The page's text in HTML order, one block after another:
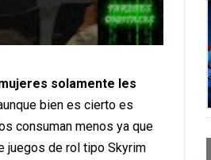
solamente les
bien es cierto es
consuman menos ya que
juegos de rol tipo Skyrim